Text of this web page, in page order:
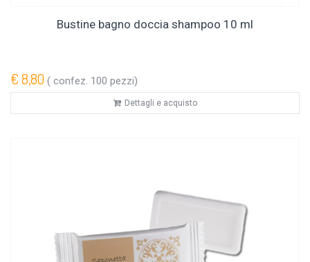
Bustine bagno doccia shampoo 10 ml
€ 8,80 ( confez. 100 pezzi)
Dettagli e acquisto